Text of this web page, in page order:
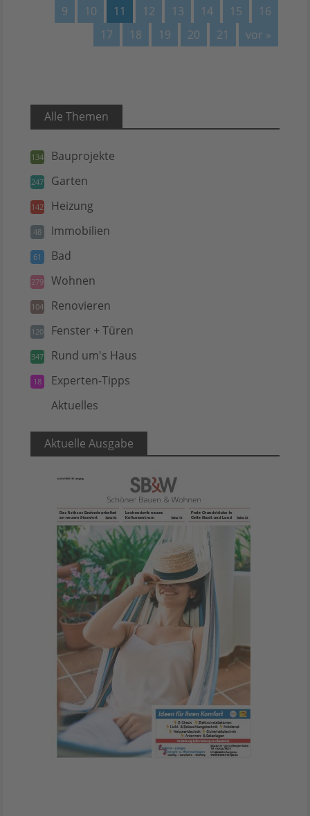
9 10 11 12 13 14 15
16
17
18 19 20 21 vor »
Alle Themen
134 Bauprojekte
247 Garten
142 Heizung
48 Immobilien
61 Bad
279 Wohnen
104 Renovieren
120 Fenster + Türen
347 Rund um's Haus
18 Experten-Tipps
Aktuelles
Aktuelle Ausgabe